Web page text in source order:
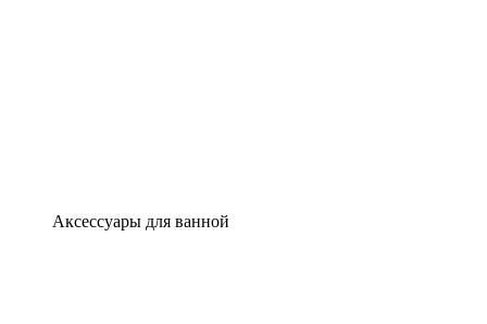
Аксессуары для ванной